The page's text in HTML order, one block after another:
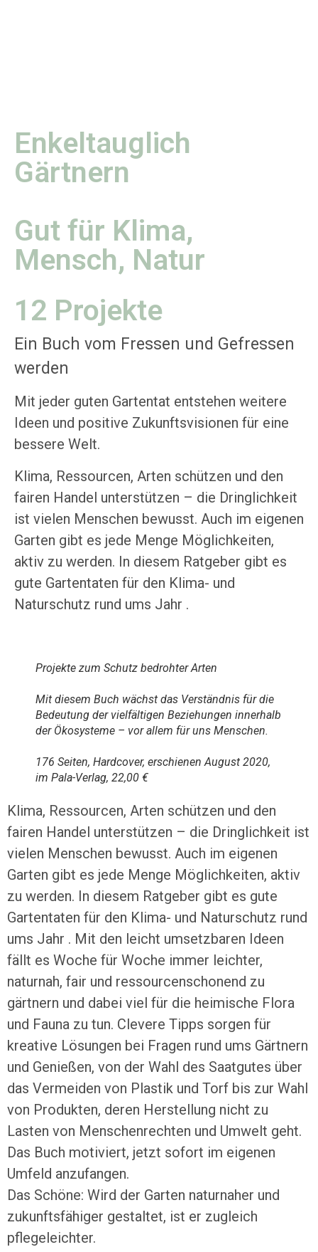
Enkeltauglich
Gärtnern
Gut für Klima,
Mensch, Natur
12 Projekte
Ein Buch vom Fressen und Gefressen
werden
Mit jeder guten Gartentat entstehen weitere
Ideen und positive Zukunftsvisionen für eine
bessere Welt.
Klima, Ressourcen, Arten schützen und den
fairen Handel unterstützen – die Dringlichkeit
ist vielen Menschen bewusst. Auch im eigenen
Garten gibt es jede Menge Möglichkeiten,
aktiv zu werden. In diesem Ratgeber gibt es
gute Gartentaten für den Klima- und
Naturschutz rund ums Jahr .
Projekte zum Schutz bedrohter Arten
Mit diesem Buch wächst das Verständnis für die
Bedeutung der vielfältigen Beziehungen innerhalb
der Ökosysteme – vor allem für uns Menschen.
176 Seiten, Hardcover, erschienen August 2020,
im Pala-Verlag, 22,00 €
Klima, Ressourcen, Arten schützen und den
fairen Handel unterstützen – die Dringlichkeit ist
vielen Menschen bewusst. Auch im eigenen
Garten gibt es jede Menge Möglichkeiten, aktiv
zu werden. In diesem Ratgeber gibt es gute
Gartentaten für den Klima- und Naturschutz rund
ums Jahr . Mit den leicht umsetzbaren Ideen
fällt es Woche für Woche immer leichter,
naturnah, fair und ressourcenschonend zu
gärtnern und dabei viel für die heimische Flora
und Fauna zu tun. Clevere Tipps sorgen für
kreative Lösungen bei Fragen rund ums Gärtnern
und Genießen, von der Wahl des Saatgutes über
das Vermeiden von Plastik und Torf bis zur Wahl
von Produkten, deren Herstellung nicht zu
Lasten von Menschenrechten und Umwelt geht.
Das Buch motiviert, jetzt sofort im eigenen
Umfeld anzufangen.
Das Schöne: Wird der Garten naturnaher und
zukunftsfähiger gestaltet, ist er zugleich
pflegeleichter.